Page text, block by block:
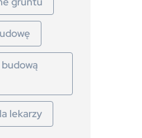
lekarzy